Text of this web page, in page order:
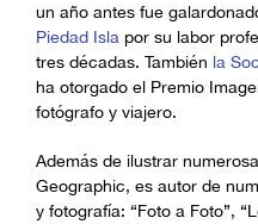
un año antes fue
Piedad Isla por su labor
tres décadas. También la
ha otorgado el Premio
fotógrafo y viajero.
Además de ilustrar
Geographic, es autor de
y fotografía: “Foto a Foto”,